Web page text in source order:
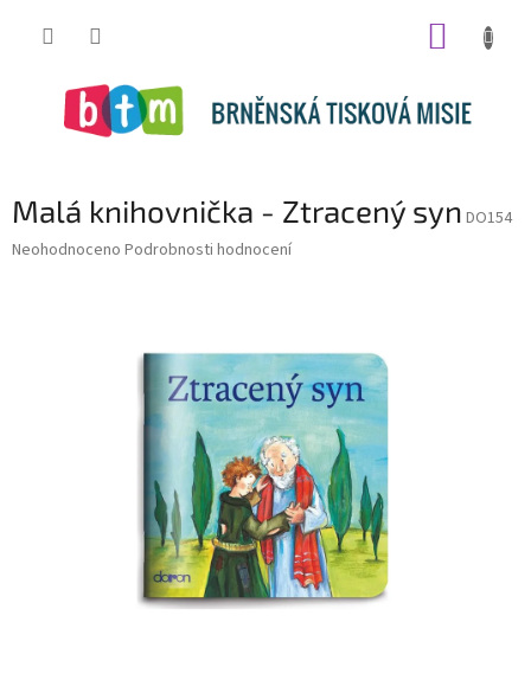
Malá knihovnička - Ztracený syn DO154
Průměrné
Neohodnoceno Podrobnosti hodnocení